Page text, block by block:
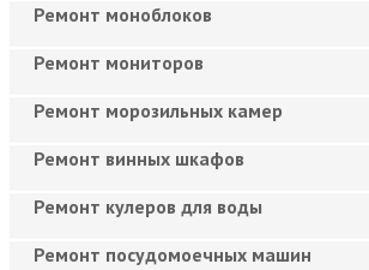
Ремонт моноблоков
Ремонт мониторов
Ремонт морозильных камер
Ремонт винных шкафов
Ремонт кулеров для воды
Ремонт посудомоечных машин